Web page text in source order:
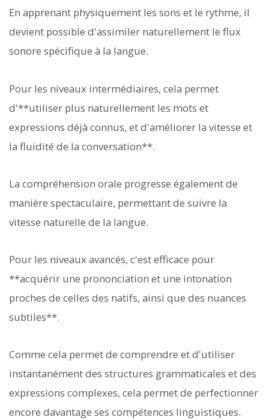
En apprenant physiquement les sons et le rythme, il
devient possible d'assimiler naturellement le flux
sonore spécifique à la langue.
Pour les niveaux intermédiaires, cela permet
d'**utiliser plus naturellement les mots et
expressions déjà connus, et d'améliorer la vitesse et
la fluidité de la conversation**.
La compréhension orale progresse également de
manière spectaculaire, permettant de suivre la
vitesse naturelle de la langue.
Pour les niveaux avancés, c'est efficace pour
**acquérir une prononciation et une intonation
proches de celles des natifs, ainsi que des nuances
subtiles**.
Comme cela permet de comprendre et d'utiliser
instantanément des structures grammaticales et des
expressions complexes, cela permet de perfectionner
encore davantage ses compétences linguistiques.